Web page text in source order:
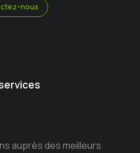
nous
auprès des meilleurs